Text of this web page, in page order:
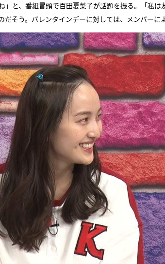
」と、番組冒頭で百田夏菜子が話題を振る。「私
そう。バレンタインデーに対しては、メンバーに